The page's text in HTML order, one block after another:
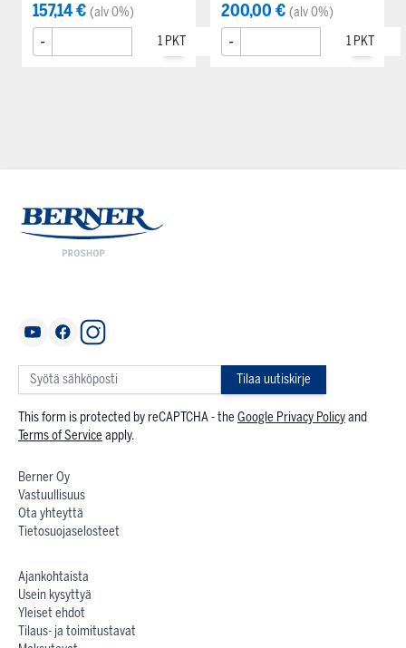
157,14 € (alv 0%)
-
200,00 € (alv 0%)
-
Tilaa uutiskirje
This form is protected by reCAPTCHA - the Google Privacy Policyand
Terms of Service apply.
Berner Oy
Vastuullisuus
Ota yhteyttä
Tietosuojaselosteet
Ajankohtaista
Usein kysyttyä
Yleiset ehdot
Tilaus- ja toimitustavat